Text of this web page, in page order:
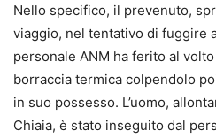
Nello specifico, il prevenuto,
viaggio, nel tentativo di fuggire
personale ANM ha ferito al
borraccia termica colpendolo
in suo possesso. L’uomo,
Chiaia, è stato inseguito dal